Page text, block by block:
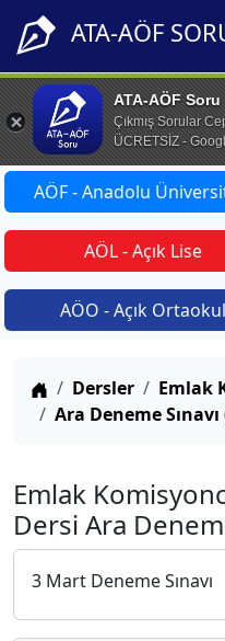
ATA-AÖF
ATA-AÖF Soru
Çıkmış Sorular
ÜCRETSİZ -
AÖF - Anadolu
AÖL - Açık Lise
AÖO - Açık Ortaokul
Anasayfa
Dersler
Emlak
Ara Deneme
Emlak
Dersi Ara
3 Mart Deneme Sınavı